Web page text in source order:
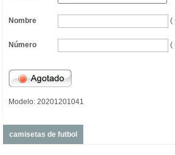
Nombre (
Número (
Modelo: 20201201041
camisetas de futbol